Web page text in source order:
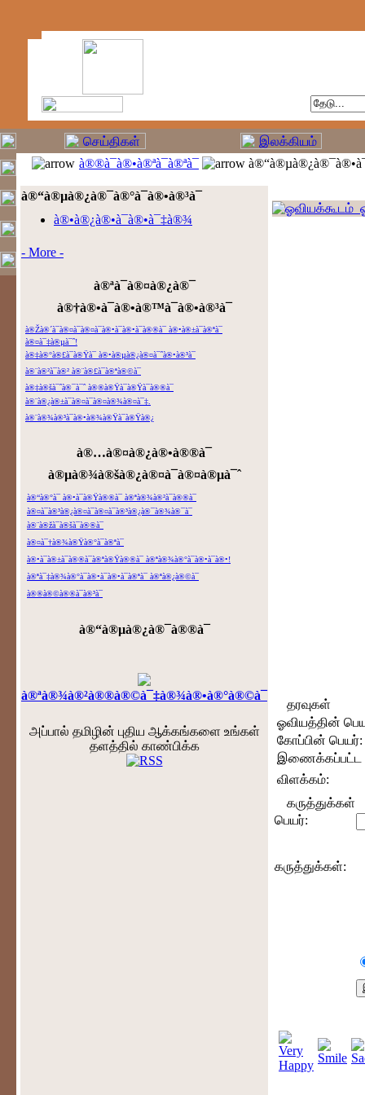
à®®à¯à®•à®ªà¯à®ªà¯
à®“à®µà®¿à®¯à®°à¯à®•à®³à¯
à®•à®¿à®•à¯à®•à¯‡à®¾
- More -
à®ªà¯à®¤à®¿à®¯
à®†à®•à¯à®•à®™à¯à®•à®³à¯
à®Žà®´à¯à®¤à¯à®¤à¯à®•à¯à®•à¯à®®à¯ à®•à®±à¯à®ªà¯
à®¤à¯‡à®µà¯ˆ!
à®‡à®°à®£à¯à®Ÿà¯ à®•à®µà®¿à®¤à¯ˆà®•à®³à¯
à®¨à®²à¯à®² à®¨à®£à¯à®ªà®©à¯
à®‡à®šà¯ˆà®¯à¯ˆ à®®à®Ÿà¯à®Ÿà¯à®®à¯
à®¨à®¿à®±à¯à®¤à¯à®¤à®¾à®¤à¯‡.
à®¨à®¾à®³à¯à®•à®¾à®Ÿà¯à®Ÿà®¿
à®…à®¤à®¿à®•à®®à¯
à®µà®¾à®šà®¿à®¤à¯à®¤à®µà¯ˆ
à®“à®°à¯ à®•à¯à®Ÿà®®à¯ à®ªà®¾à®²à¯à®®à¯
à®¤à¯à®³à®¿à®¤à¯à®¤à¯à®³à®¿à®¯à®¾à®¯à¯
à®¨à®žà¯à®šà¯à®®à¯
à®¤à¯†à®¾à®Ÿà®°à¯à®ªà¯
à®•à¯à®±à¯à®®à¯à®ªà®Ÿà®®à¯ à®ªà®¾à®°à¯à®•à¯à®•!
à®ªà¯‡à®¾à®°à¯à®•à¯à®•à¯à®ªà¯ à®ªà®¿à®©à¯
à®®à®©à®®à¯à®³à¯
à®“à®µà®¿à®¯à®®à¯
à®ªà®¾à®²à®®à®©à¯‡à®¾à®•à®°à®©à¯
அப்பால் தமிழின் புதிய ஆக்கங்களை உங்கள்
தளத்தில் காண்பிக்க
தரவுகள்
ஓவியத்தின்
கோப்பின் பெயர்:
இணைக்கப்பட்ட
விளக்கம்:
கருத்துக்கள்
பெயர்:
கருத்துக்கள்: